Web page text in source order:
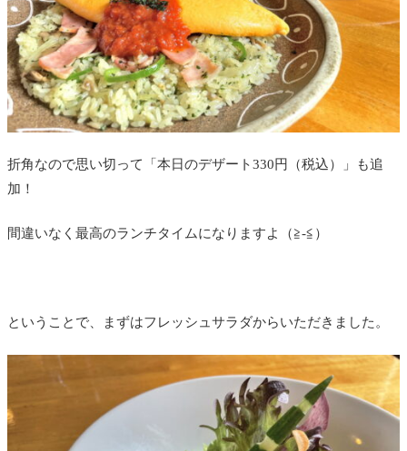
折角なので思い切って「本日のデザート330円（税込）」も追
加！
間違いなく最高のランチタイムになりますよ（≧-≦）
ということで、まずはフレッシュサラダからいただきました。